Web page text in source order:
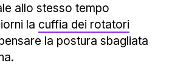
allo stesso tempo
la cuffia dei rotatori
la postura sbagliata